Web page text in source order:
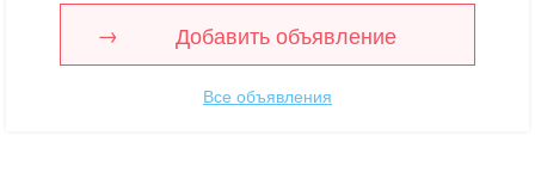
Добавить объявление
Все объявления